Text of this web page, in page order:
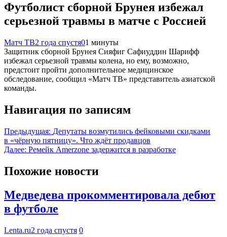
Футболист сборной Брунея избежал
серьезной травмы в матче с Россией
Матч ТВ2 года спустя01 минуты
Защитник сборной Брунея Сияфиг Сафиуддин Шарифф
избежал серьезной травмы колена, но ему, возможно,
предстоит пройти дополнительное медицинское
обследование, сообщил «Матч ТВ» представитель азиатской
команды.
Навигация по записям
Предыдущая: Депутаты возмутились фейковыми скидками
в «чёрную пятницу». Что ждёт продавцов
Далее: Ремейк Amerzone задержится в разработке
Похожие новости
Медведева прокомментировала дебют
в футболе
Lenta.ru2 года спустя 0